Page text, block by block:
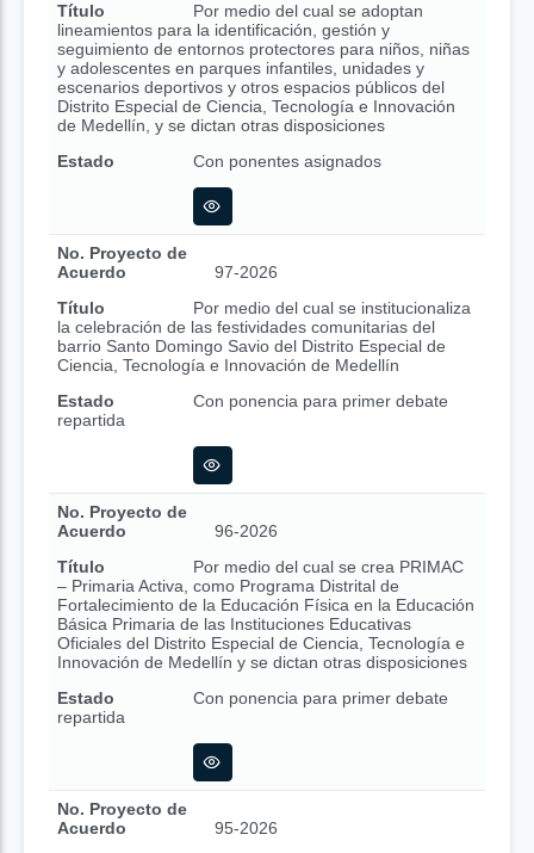
Título
Por medio del cual se adoptan
lineamientos para la identificación, gestión y
seguimiento de entornos protectores para niños, niñas
y adolescentes en parques infantiles, unidades y
escenarios deportivos y otros espacios públicos del
Distrito Especial de Ciencia, Tecnología e Innovación
de Medellín, y se dictan otras disposiciones
Estado
Con ponentes asignados
No. Proyecto de
Acuerdo
97-2026
Título
Por medio del cual se institucionaliza
la celebración de las festividades comunitarias del
barrio Santo Domingo Savio del Distrito Especial de
Ciencia, Tecnología e Innovación de Medellín
Estado
Con ponencia para primer debate
repartida
No. Proyecto de
Acuerdo
96-2026
Título
Por medio del cual se crea PRIMAC
– Primaria Activa, como Programa Distrital de
Fortalecimiento de la Educación Física en la Educación
Básica Primaria de las Instituciones Educativas
Oficiales del Distrito Especial de Ciencia, Tecnología e
Innovación de Medellín y se dictan otras disposiciones
Estado
Con ponencia para primer debate
repartida
No. Proyecto de
Acuerdo
95-2026